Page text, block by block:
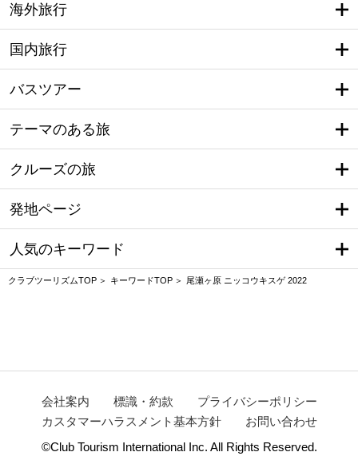
海外旅行
国内旅行
バスツアー
テーマのある旅
クルーズの旅
発地ページ
人気のキーワード
クラブツーリズムTOP キーワードTOP 尾瀬ヶ原 ニッコウキスゲ 2022
会社案内 標識・約款
プライバシーポリシー
カスタマーハラスメント基本方針
お問い合わせ
©Club Tourism International Inc. All Rights Reserved.